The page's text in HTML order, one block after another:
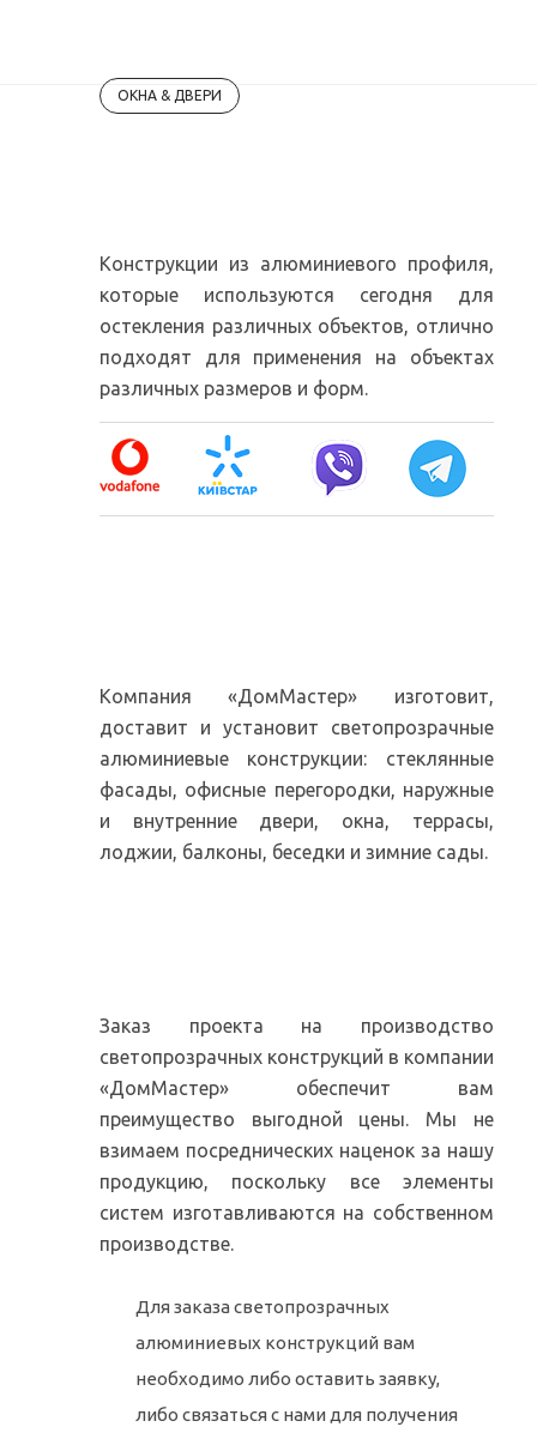
ОКНА & ДВЕРИ
Конструкции из алюминиевого профиля,
которые используются сегодня для
остекления различных объектов, отлично
подходят для применения на объектах
различных размеров и форм.
Компания «ДомМастер» изготовит,
доставит и установит светопрозрачные
алюминиевые конструкции: стеклянные
фасады, офисные перегородки, наружные
и внутренние двери, окна, террасы,
лоджии, балконы, беседки и зимние сады.
Заказ проекта на производство
светопрозрачных конструкций в компании
«ДомМастер» обеспечит вам
преимущество выгодной цены. Мы не
взимаем посреднических наценок за нашу
продукцию, поскольку все элементы
систем изготавливаются на собственном
производстве.
Для заказа светопрозрачных
алюминиевых конструкций вам
необходимо либо оставить заявку,
либо связаться с нами для получения